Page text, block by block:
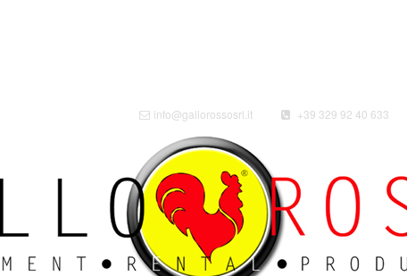
info@gallorossosrl.it +39 329 92 40 633